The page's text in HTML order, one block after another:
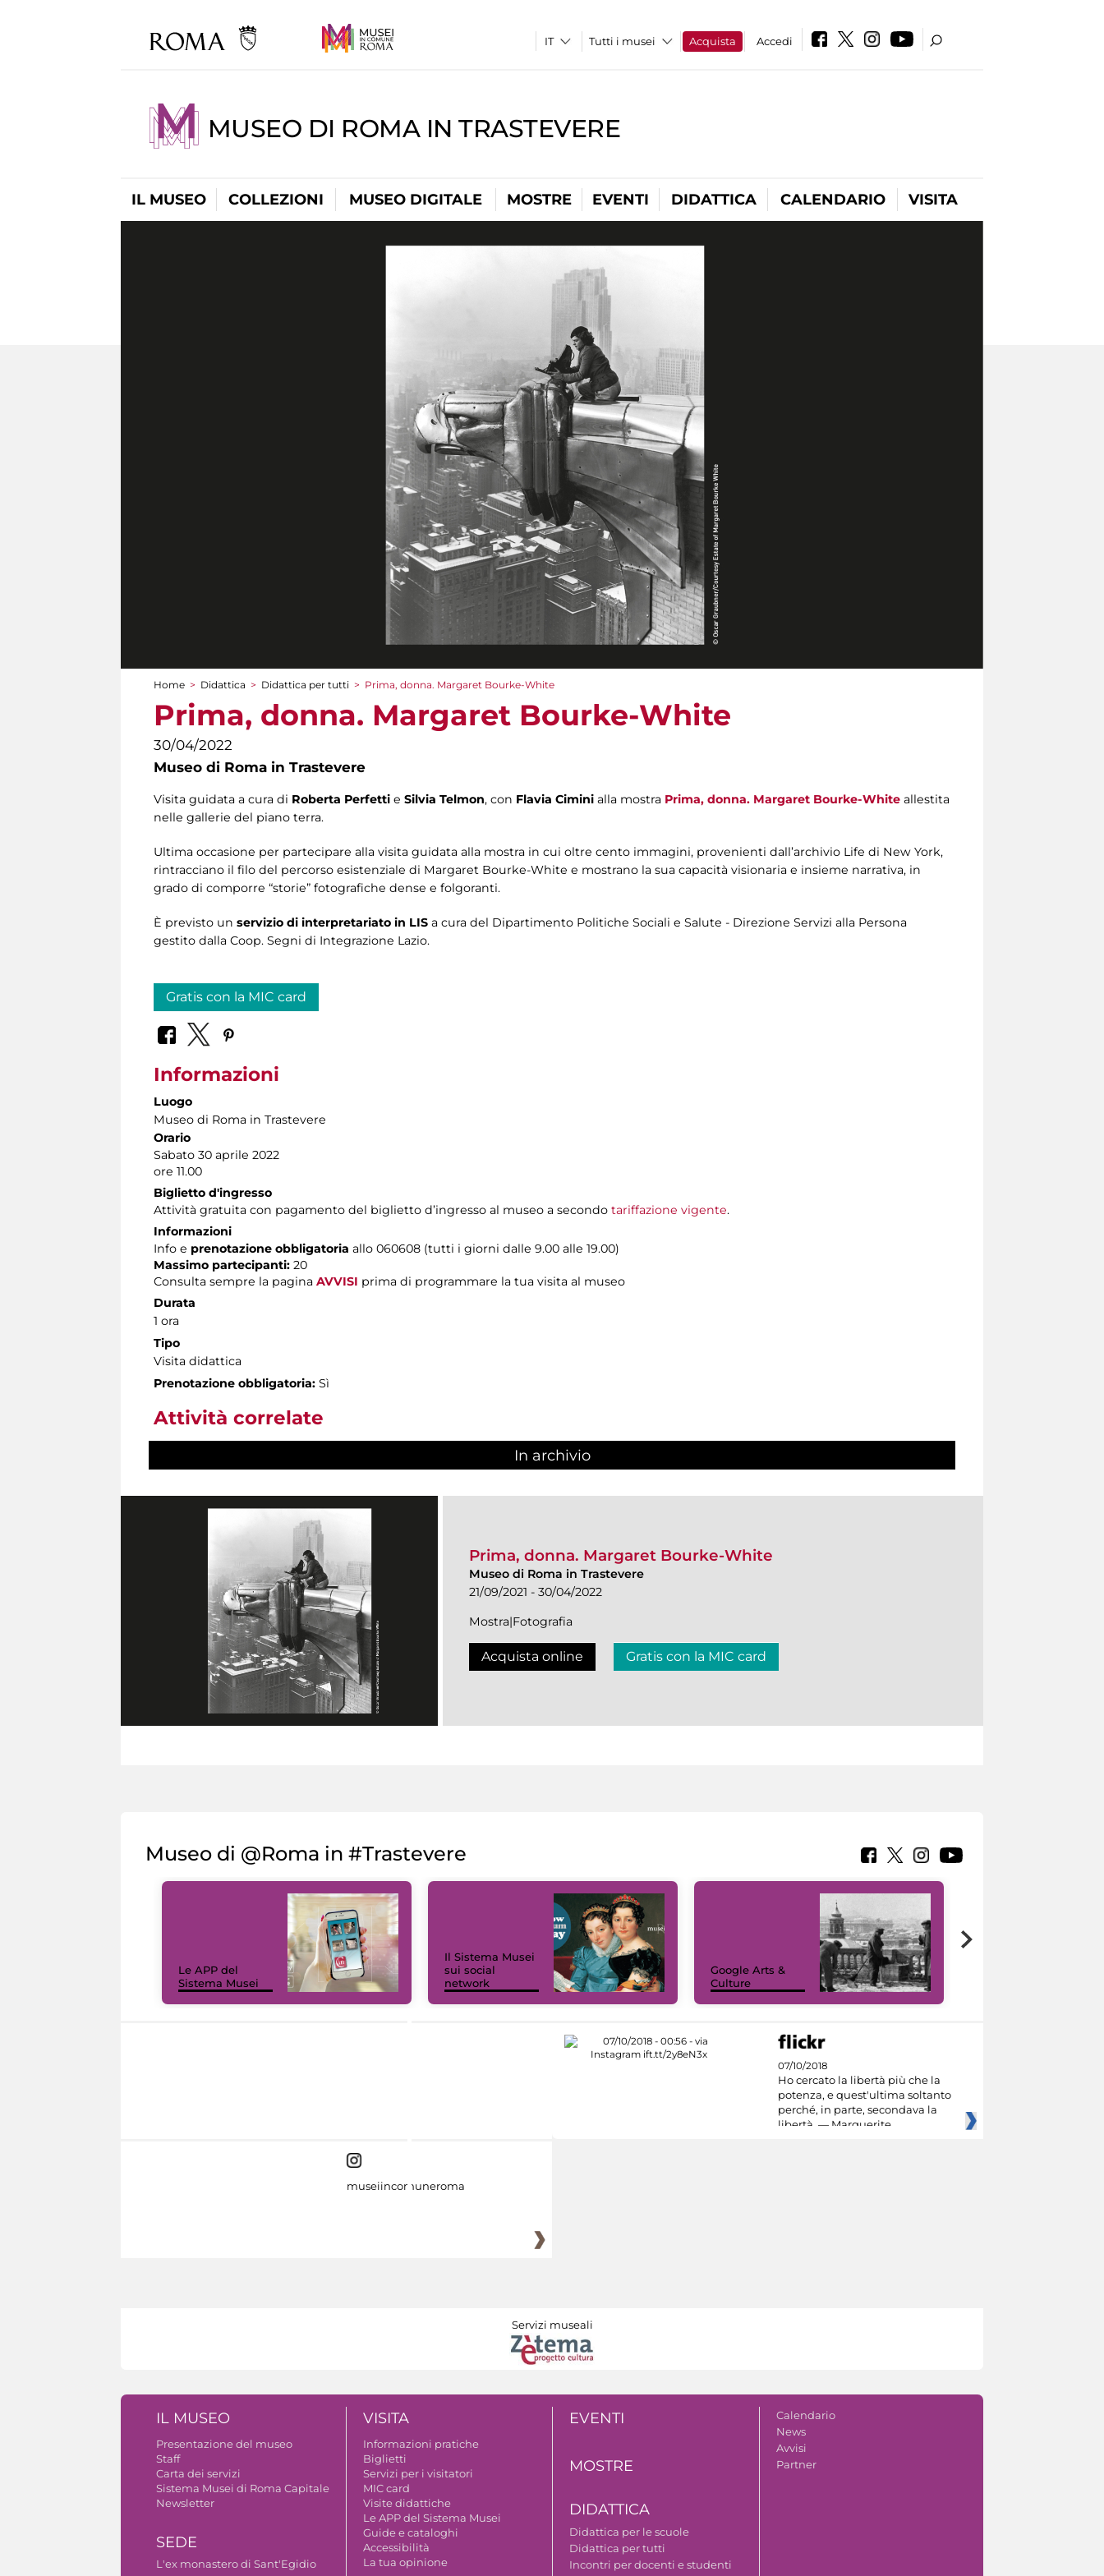
Tutti i musei Acquista Accedi
MUSEO DI ROMA IN TRASTEVERE
IL MUSEO COLLEZIONI MUSEO DIGITALE MOSTRE EVENTI DIDATTICA CALENDARIO VISITA
Tu sei qui
Home > Didattica > Didattica per tutti > Prima, donna. Margaret Bourke-White
Prima, donna. Margaret Bourke-White
30/04/2022
Museo di Roma in Trastevere
Visita guidata a cura di Roberta Perfetti e Silvia Telmon, con Flavia Cimini alla mostra Prima, donna. Margaret Bourke-White allestita
nelle gallerie del piano terra.
Ultima occasione per partecipare alla visita guidata alla mostra in cui oltre cento immagini, provenienti dall’archivio Life di New York,
rintracciano il filo del percorso esistenziale di Margaret Bourke-White e mostrano la sua capacità visionaria e insieme narrativa, in
grado di comporre “storie” fotografiche dense e folgoranti.
È previsto un servizio di interpretariato in LIS a cura del Dipartimento Politiche Sociali e Salute - Direzione Servizi alla Persona
gestito dalla Coop. Segni di Integrazione Lazio.
Gratis con la MIC card
Informazioni
Luogo
Museo di Roma in Trastevere
Orario
Sabato 30 aprile 2022
ore 11.00
Biglietto d'ingresso
Attività gratuita con pagamento del biglietto d’ingresso al museo a secondo tariffazione vigente.
Informazioni
Info e prenotazione obbligatoria allo 060608 (tutti i giorni dalle 9.00 alle 19.00)
Massimo partecipanti: 20
Consulta sempre la pagina AVVISI prima di programmare la tua visita al museo
Durata
1 ora
Tipo
Visita didattica
Prenotazione obbligatoria: Sì
Attività correlate
In archivio
Prima, donna. Margaret Bourke-White
Museo di Roma in Trastevere
21/09/2021 - 30/04/2022
Mostra|Fotografia
Acquista online Gratis con la MIC card
Museo di @Roma in #Trastevere
Le APP del
Sistema Musei
Il Sistema Musei
sui social
network
Google Arts &
Culture
07/10/2018
Ho cercato la libertà più che la
potenza, e quest'ultima soltanto
perché, in parte, secondava la
libertà. — Marguerite
museiincomuneroma
Servizi museali
IL MUSEO
Presentazione del museo
Staff
Carta dei servizi
Sistema Musei di Roma Capitale
Newsletter
SEDE
L'ex monastero di Sant'Egidio
VISITA
Informazioni pratiche
Biglietti
Servizi per i visitatori
MIC card
Visite didattiche
Le APP del Sistema Musei
Guide e cataloghi
Accessibilità
La tua opinione
EVENTI
MOSTRE
DIDATTICA
Didattica per le scuole
Didattica per tutti
Incontri per docenti e studenti
Calendario
News
Avvisi
Partner